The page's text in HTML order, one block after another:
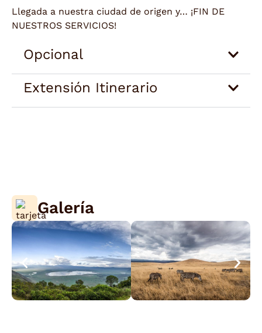
Llegada a nuestra ciudad de origen y… ¡FIN DE
NUESTROS SERVICIOS!
Opcional
Extensión Itinerario
Galería